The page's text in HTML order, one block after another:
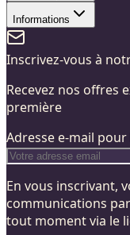
Informations
Inscrivez-vous à
Recevez nos offres
première
Adresse e-mail
En vous inscrivant,
communications
tout moment via le